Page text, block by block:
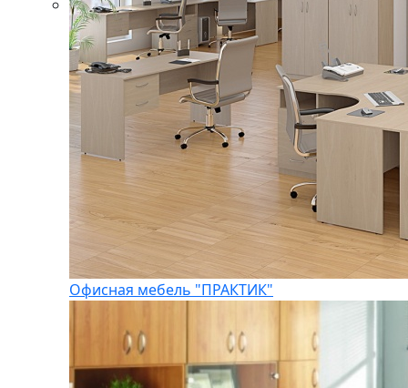
Офисная мебель "ПРАКТИК"